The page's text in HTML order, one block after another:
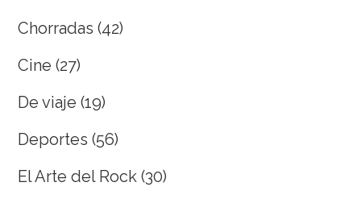
Chorradas (42)
Cine (27)
De viaje (19)
Deportes (56)
El Arte del Rock (30)